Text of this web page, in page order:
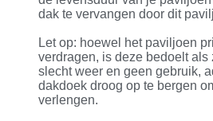
dak te vervangen door dit
Let op: hoewel het paviljoen
verdragen, is deze bedoelt als
slecht weer en geen gebruik,
dakdoek droog op te bergen
verlengen.